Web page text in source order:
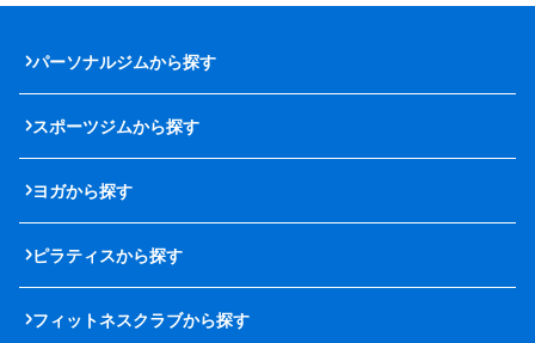
パーソナルジムから探す
スポーツジムから探す
ヨガから探す
ピラティスから探す
フィットネスクラブから探す